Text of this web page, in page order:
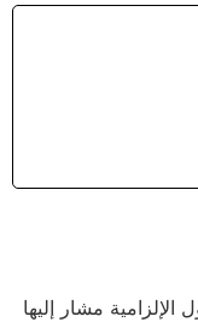
الإلزامية مشار إليها